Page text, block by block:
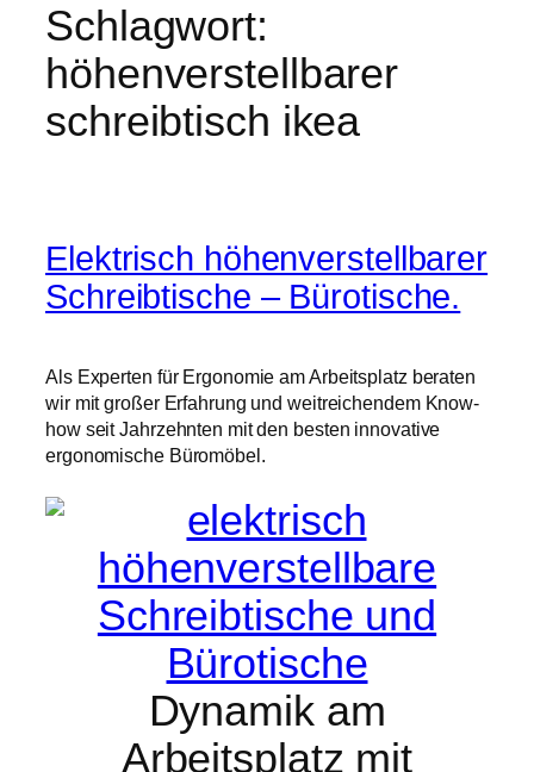
Schlagwort:
höhenverstellbarer
schreibtisch ikea
Elektrisch höhenverstellbarer
Schreibtische – Bürotische.
Als Experten für Ergonomie am Arbeitsplatz beraten
wir mit großer Erfahrung und weitreichendem Know-
how seit Jahrzehnten mit den besten innovative
ergonomische Büromöbel.
Dynamik am
Arbeitsplatz mit